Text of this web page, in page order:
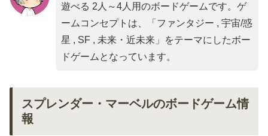
遊べる 2人～4人用のボードゲームです。ゲ
ームコンセプトは、「 ファンタジー , 宇宙/惑
星 , SF , 未来・近未来」をテーマにしたボー
ドゲームとなっています。
スプレンダー・マーベルのボードゲーム情
報